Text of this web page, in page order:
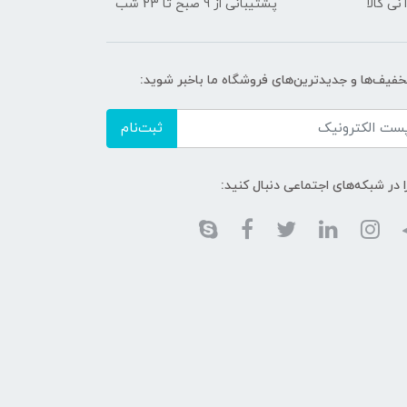
کالا پشتیبانی از 9 صبح تا 23 شب
و جدیدترین‌های فروشگاه ما باخبر شوید:
ثبت‌نام
در شبکه‌های اجتماعی دنبال کنید: